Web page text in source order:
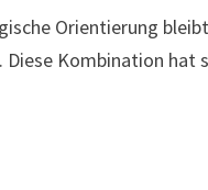
Orientierung
Kombination hat